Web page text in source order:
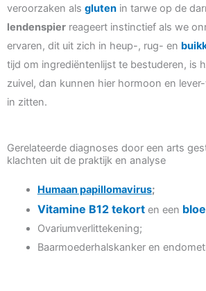
veroorzaken als gluten in tarwe op de
lendenspier reageert instinctief als we
ervaren, dit uit zich in heup-, rug- en
tijd om ingrediëntenlijst te bestuderen, is
zuivel, dan kunnen hier hormoon en
in zitten.
Gerelateerde diagnoses door een arts
klachten uit de praktijk en analyse
Humaan papillomavirus;
Vitamine B12 tekort en een
Ovariumverlittekening;
Baarmoederhalskanker en